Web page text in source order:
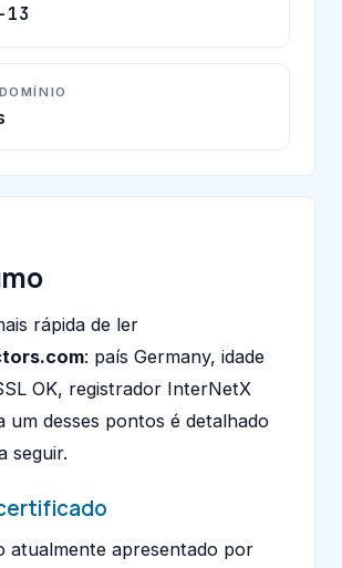
13
rápida de ler
: país Germany, idade
OK, registrador InterNetX
um desses pontos é detalhado
seguir.
atualmente apresentado por